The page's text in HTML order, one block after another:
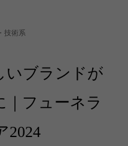
技術系
いブランドが
｜フューネラ
2024